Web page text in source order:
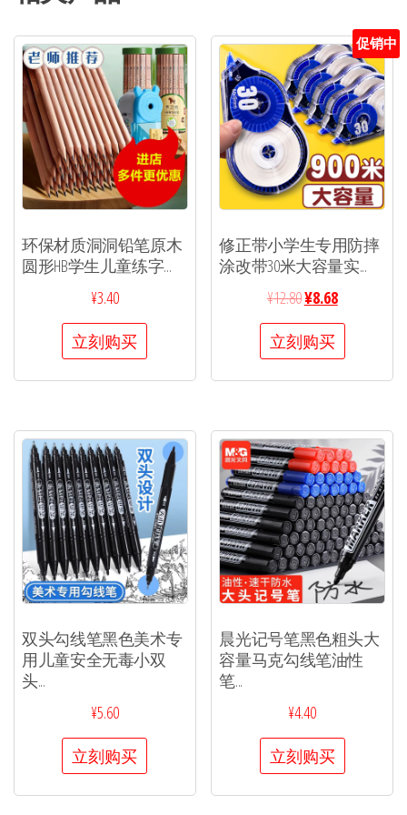
环保材质洞洞铅笔原木
圆形HB学生儿童练字...
¥3.40
立刻购买
促销中
修正带小学生专用防摔
涂改带30米大容量实...
¥12.80¥8.68
立刻购买
双头勾线笔黑色美术专
用儿童安全无毒小双
头...
¥5.60
立刻购买
晨光记号笔黑色粗头大
容量马克勾线笔油性
笔...
¥4.40
立刻购买